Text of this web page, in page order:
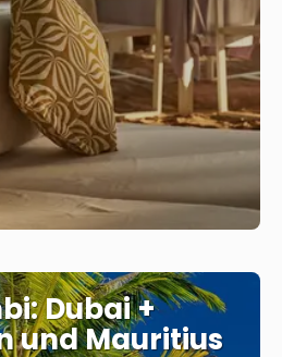
Dubai +
und Mauritius